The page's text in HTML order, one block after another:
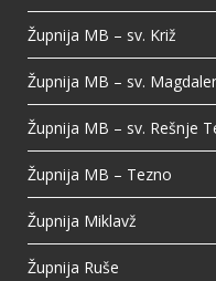
Župnija MB – sv. Križ
Župnija MB – sv.
Župnija MB – sv. Rešnje
Župnija MB – Tezno
Župnija Miklavž
Župnija Ruše